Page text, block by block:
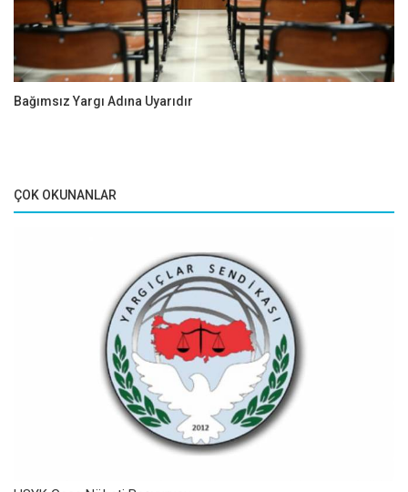
Bağımsız Yargı Adına Uyarıdır
ÇOK OKUNANLAR